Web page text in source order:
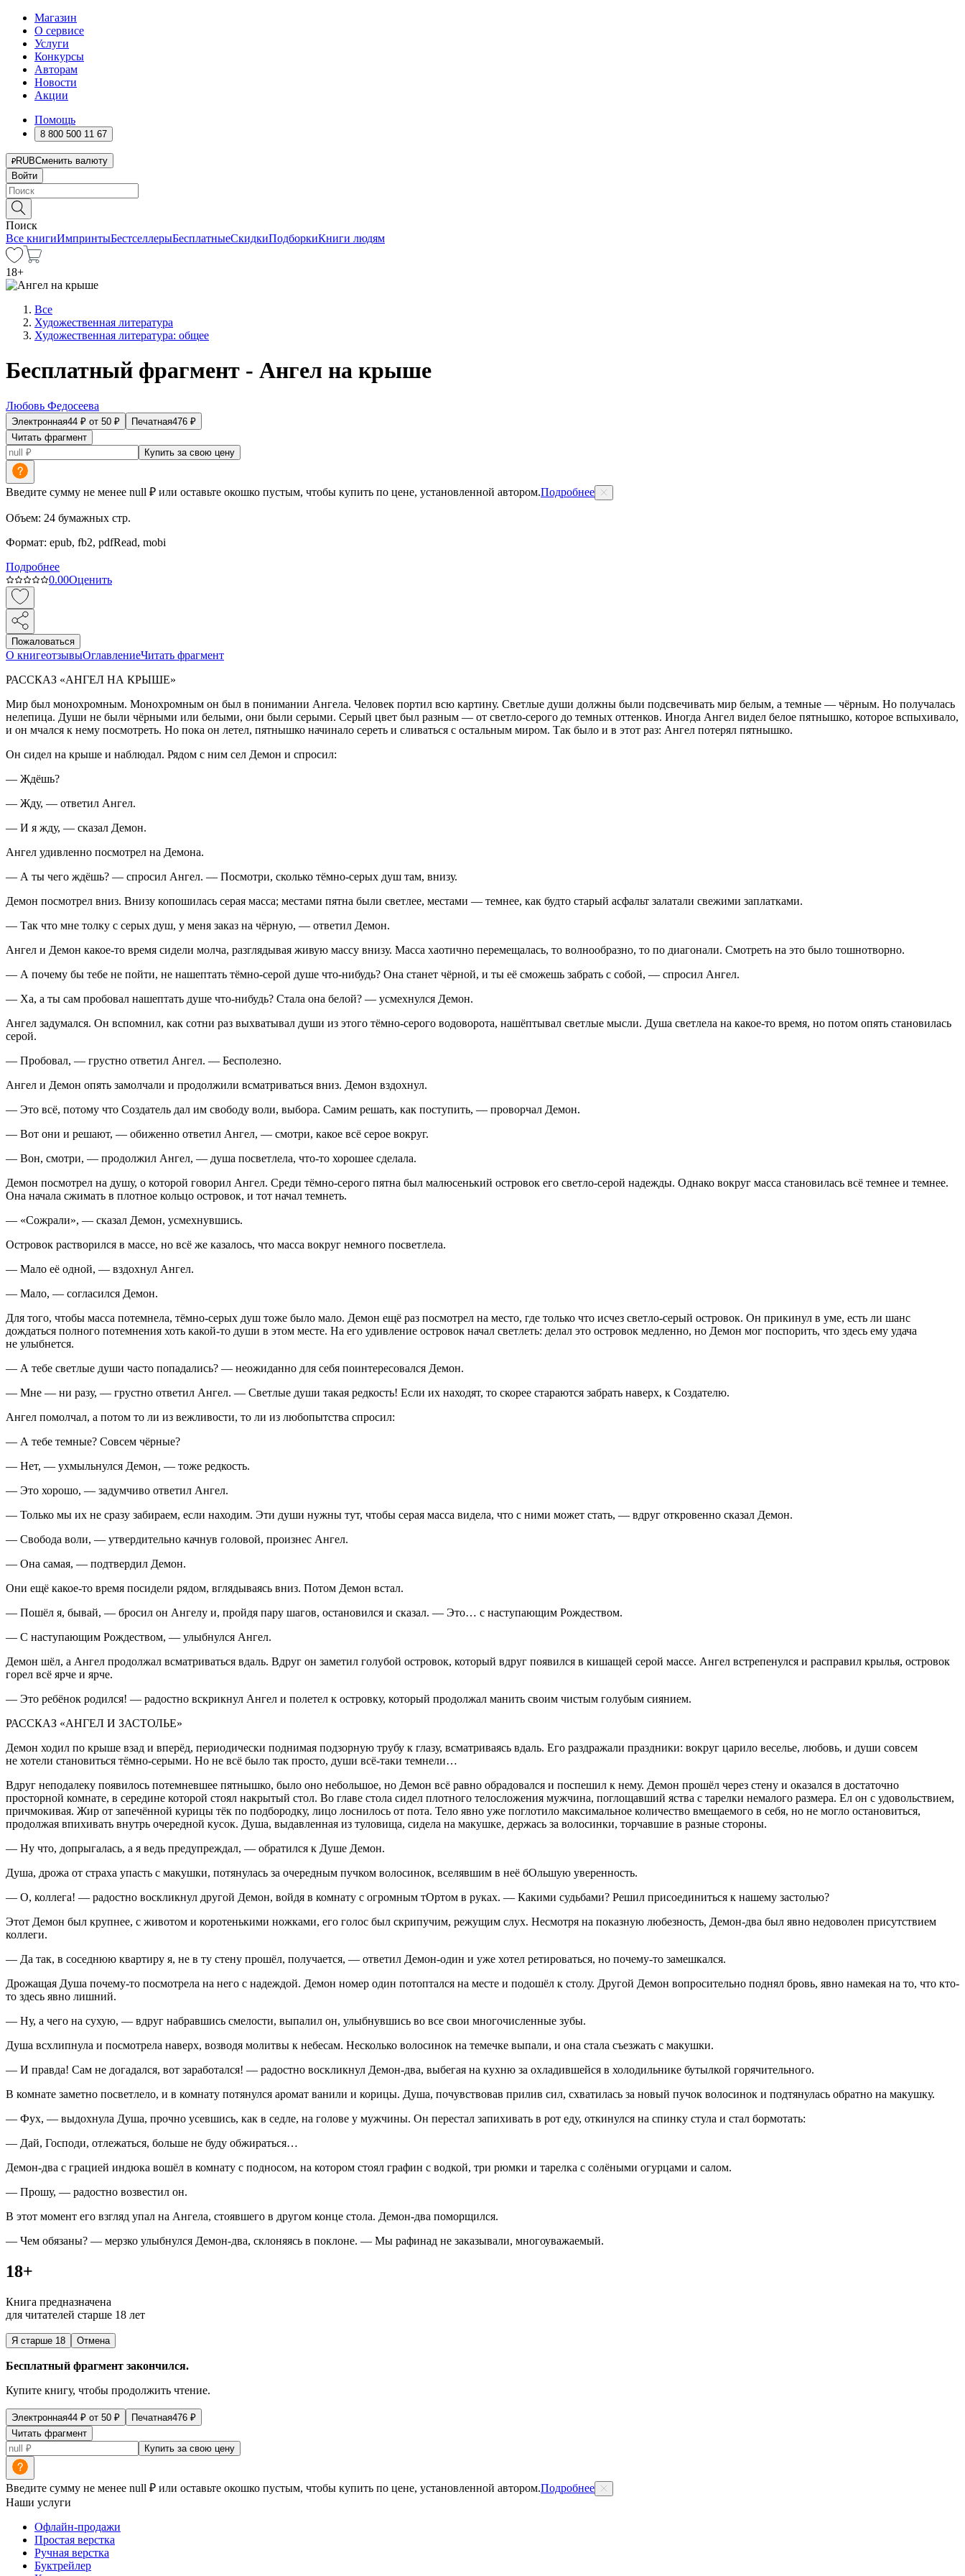
Магазин
О сервисе
Услуги
Конкурсы
Авторам
Новости
Акции
Помощь
8 800 500 11 67
RUBСменить валюту
Войти
Поиск
Все книгиИмпринтыБестселлерыБесплатныеСкидкиПодборкиКниги людям
18+
Все
Художественная литература
Художественная литература: общее
Бесплатный фрагмент - Ангел на крыше
Любовь Федосеева
Электронная44 ₽ от 50 ₽ Печатная476 ₽
Читать фрагмент
Купить за свою цену
Введите сумму не менее null ₽ или оставьте окошко пустым, чтобы купить по цене, установленной автором.Подробнее
Объем: 24 бумажных стр.
Формат: epub, fb2, pdfRead, mobi
Подробнее
0.00Оценить
Пожаловаться
О книгеотзывыОглавлениеЧитать фрагмент
РАССКАЗ «АНГЕЛ НА КРЫШЕ»
Мир был монохромным. Монохромным он был в понимании Ангела. Человек портил всю картину. Светлые души должны были подсвечивать мир белым, а темные — чёрным. Но получалась
нелепица. Души не были чёрными или белыми, они были серыми. Серый цвет был разным — от светло-серого до темных оттенков. Иногда Ангел видел белое пятнышко, которое вспыхивало,
и он мчался к нему посмотреть. Но пока он летел, пятнышко начинало сереть и сливаться с остальным миром. Так было и в этот раз: Ангел потерял пятнышко.
Он сидел на крыше и наблюдал. Рядом с ним сел Демон и спросил:
— Ждёшь?
— Жду, — ответил Ангел.
— И я жду, — сказал Демон.
Ангел удивленно посмотрел на Демона.
— А ты чего ждёшь? — спросил Ангел. — Посмотри, сколько тёмно-серых душ там, внизу.
Демон посмотрел вниз. Внизу копошилась серая масса; местами пятна были светлее, местами — темнее, как будто старый асфальт залатали свежими заплатками.
— Так что мне толку с серых душ, у меня заказ на чёрную, — ответил Демон.
Ангел и Демон какое-то время сидели молча, разглядывая живую массу внизу. Масса хаотично перемещалась, то волнообразно, то по диагонали. Смотреть на это было тошнотворно.
— А почему бы тебе не пойти, не нашептать тёмно-серой душе что-нибудь? Она станет чёрной, и ты её сможешь забрать с собой, — спросил Ангел.
— Ха, а ты сам пробовал нашептать душе что-нибудь? Стала она белой? — усмехнулся Демон.
Ангел задумался. Он вспомнил, как сотни раз выхватывал души из этого тёмно-серого водоворота, нашёптывал светлые мысли. Душа светлела на какое-то время, но потом опять становилась
серой.
— Пробовал, — грустно ответил Ангел. — Бесполезно.
Ангел и Демон опять замолчали и продолжили всматриваться вниз. Демон вздохнул.
— Это всё, потому что Создатель дал им свободу воли, выбора. Самим решать, как поступить, — проворчал Демон.
— Вот они и решают, — обиженно ответил Ангел, — смотри, какое всё серое вокруг.
— Вон, смотри, — продолжил Ангел, — душа посветлела, что-то хорошее сделала.
Демон посмотрел на душу, о которой говорил Ангел. Среди тёмно-серого пятна был малюсенький островок его светло-серой надежды. Однако вокруг масса становилась всё темнее и темнее.
Она начала сжимать в плотное кольцо островок, и тот начал темнеть.
— «Сожрали», — сказал Демон, усмехнувшись.
Островок растворился в массе, но всё же казалось, что масса вокруг немного посветлела.
— Мало её одной, — вздохнул Ангел.
— Мало, — согласился Демон.
Для того, чтобы масса потемнела, тёмно-серых душ тоже было мало. Демон ещё раз посмотрел на место, где только что исчез светло-серый островок. Он прикинул в уме, есть ли шанс
дождаться полного потемнения хоть какой-то души в этом месте. На его удивление островок начал светлеть: делал это островок медленно, но Демон мог поспорить, что здесь ему удача
не улыбнется.
— А тебе светлые души часто попадались? — неожиданно для себя поинтересовался Демон.
— Мне — ни разу, — грустно ответил Ангел. — Светлые души такая редкость! Если их находят, то скорее стараются забрать наверх, к Создателю.
Ангел помолчал, а потом то ли из вежливости, то ли из любопытства спросил:
— А тебе темные? Совсем чёрные?
— Нет, — ухмыльнулся Демон, — тоже редкость.
— Это хорошо, — задумчиво ответил Ангел.
— Только мы их не сразу забираем, если находим. Эти души нужны тут, чтобы серая масса видела, что с ними может стать, — вдруг откровенно сказал Демон.
— Свобода воли, — утвердительно качнув головой, произнес Ангел.
— Она самая, — подтвердил Демон.
Они ещё какое-то время посидели рядом, вглядываясь вниз. Потом Демон встал.
— Пошёл я, бывай, — бросил он Ангелу и, пройдя пару шагов, остановился и сказал. — Это… с наступающим Рождеством.
— С наступающим Рождеством, — улыбнулся Ангел.
Демон шёл, а Ангел продолжал всматриваться вдаль. Вдруг он заметил голубой островок, который вдруг появился в кишащей серой массе. Ангел встрепенулся и расправил крылья, островок
горел всё ярче и ярче.
— Это ребёнок родился! — радостно вскрикнул Ангел и полетел к островку, который продолжал манить своим чистым голубым сиянием.
РАССКАЗ «АНГЕЛ И ЗАСТОЛЬЕ»
Демон ходил по крыше взад и вперёд, периодически поднимая подзорную трубу к глазу, всматриваясь вдаль. Его раздражали праздники: вокруг царило веселье, любовь, и души совсем
не хотели становиться тёмно-серыми. Но не всё было так просто, души всё-таки темнели…
Вдруг неподалеку появилось потемневшее пятнышко, было оно небольшое, но Демон всё равно обрадовался и поспешил к нему. Демон прошёл через стену и оказался в достаточно
просторной комнате, в середине которой стоял накрытый стол. Во главе стола сидел плотного телосложения мужчина, поглощавший яства с тарелки немалого размера. Ел он с удовольствием,
причмокивая. Жир от запечённой курицы тёк по подбородку, лицо лоснилось от пота. Тело явно уже поглотило максимальное количество вмещаемого в себя, но не могло остановиться,
продолжая впихивать внутрь очередной кусок. Душа, выдавленная из туловища, сидела на макушке, держась за волосинки, торчавшие в разные стороны.
— Ну что, допрыгалась, а я ведь предупреждал, — обратился к Душе Демон.
Душа, дрожа от страха упасть с макушки, потянулась за очередным пучком волосинок, вселявшим в неё бОльшую уверенность.
— О, коллега! — радостно воскликнул другой Демон, войдя в комнату с огромным тОртом в руках. — Какими судьбами? Решил присоединиться к нашему застолью?
Этот Демон был крупнее, с животом и коротенькими ножками, его голос был скрипучим, режущим слух. Несмотря на показную любезность, Демон-два был явно недоволен присутствием
коллеги.
— Да так, в соседнюю квартиру я, не в ту стену прошёл, получается, — ответил Демон-один и уже хотел ретироваться, но почему-то замешкался.
Дрожащая Душа почему-то посмотрела на него с надеждой. Демон номер один потоптался на месте и подошёл к столу. Другой Демон вопросительно поднял бровь, явно намекая на то, что кто-
то здесь явно лишний.
— Ну, а чего на сухую, — вдруг набравшись смелости, выпалил он, улыбнувшись во все свои многочисленные зубы.
Душа всхлипнула и посмотрела наверх, возводя молитвы к небесам. Несколько волосинок на темечке выпали, и она стала съезжать с макушки.
— И правда! Сам не догадался, вот заработался! — радостно воскликнул Демон-два, выбегая на кухню за охладившейся в холодильнике бутылкой горячительного.
В комнате заметно посветлело, и в комнату потянулся аромат ванили и корицы. Душа, почувствовав прилив сил, схватилась за новый пучок волосинок и подтянулась обратно на макушку.
— Фух, — выдохнула Душа, прочно усевшись, как в седле, на голове у мужчины. Он перестал запихивать в рот еду, откинулся на спинку стула и стал бормотать:
— Дай, Господи, отлежаться, больше не буду обжираться…
Демон-два с грацией индюка вошёл в комнату с подносом, на котором стоял графин с водкой, три рюмки и тарелка с солёными огурцами и салом.
— Прошу, — радостно возвестил он.
В этот момент его взгляд упал на Ангела, стоявшего в другом конце стола. Демон-два поморщился.
— Чем обязаны? — мерзко улыбнулся Демон-два, склоняясь в поклоне. — Мы рафинад не заказывали, многоуважаемый.
18+
Книга предназначена
для читателей старше 18 лет
Я старше 18 Отмена
Бесплатный фрагмент закончился.
Купите книгу, чтобы продолжить чтение.
Электронная44 ₽ от 50 ₽ Печатная476 ₽
Читать фрагмент
Купить за свою цену
Введите сумму не менее null ₽ или оставьте окошко пустым, чтобы купить по цене, установленной автором.Подробнее
Наши услуги
Офлайн-продажи
Простая верстка
Ручная верстка
Буктрейлер